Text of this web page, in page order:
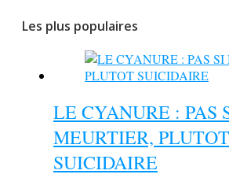
Les plus populaires
LE CYANURE : PAS
MEURTIER, PLUTOT
SUICIDAIRE